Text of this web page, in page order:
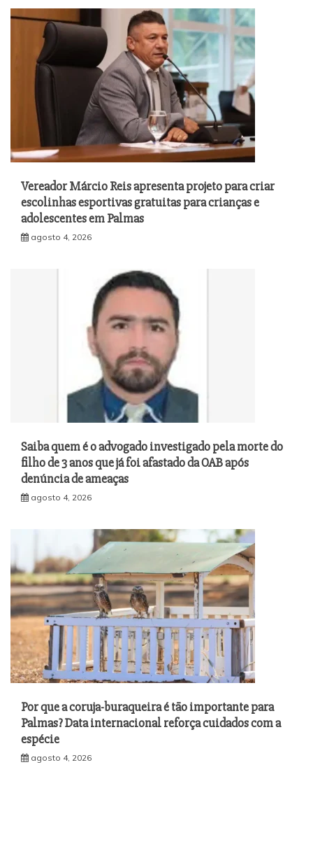
Vereador Márcio Reis apresenta projeto para criar
escolinhas esportivas gratuitas para crianças e
adolescentes em Palmas
agosto 4, 2026
Saiba quem é o advogado investigado pela morte do
filho de 3 anos que já foi afastado da OAB após
denúncia de ameaças
agosto 4, 2026
Por que a coruja-buraqueira é tão importante para
Palmas? Data internacional reforça cuidados com a
espécie
agosto 4, 2026